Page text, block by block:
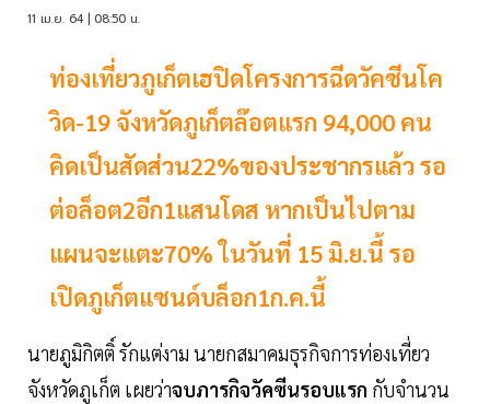
11 เม.ย. 64 | 08:50 น.
ท่องเที่ยวภูเก็ตเฮปิดโครงการฉีดวัคซีนโค
วิด-19 จังหวัดภูเก็ตล๊อตแรก 94,000 คน
คิดเป็นสัดส่วน22%ของประชากรแล้ว รอ
ต่อล็อต2อีก1แสนโดส หากเป็นไปตาม
แผนจะแตะ70% ในวันที่ 15 มิ.ย.นี้ รอ
เปิดภูเก็ตแซนด์บล็อก1ก.ค.นี้
นายภูมิกิตติ์ รักแต่งาม นายกสมาคมธุรกิจการท่องเที่ยว
จังหวัดภูเก็ต เผยว่าจบภารกิจวัคซีนรอบแรก กับจำนวน